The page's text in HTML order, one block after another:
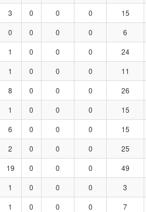
3 0 0 0 15
0 0 0 0 6
1 0 0 0 24
1 0 0 0 11
8 0 0 0 26
1 0 0 0 15
6 0 0 0 15
2 0 0 0 25
19 0 0 0 49
1 0 0 0 3
1 0 0 0 7